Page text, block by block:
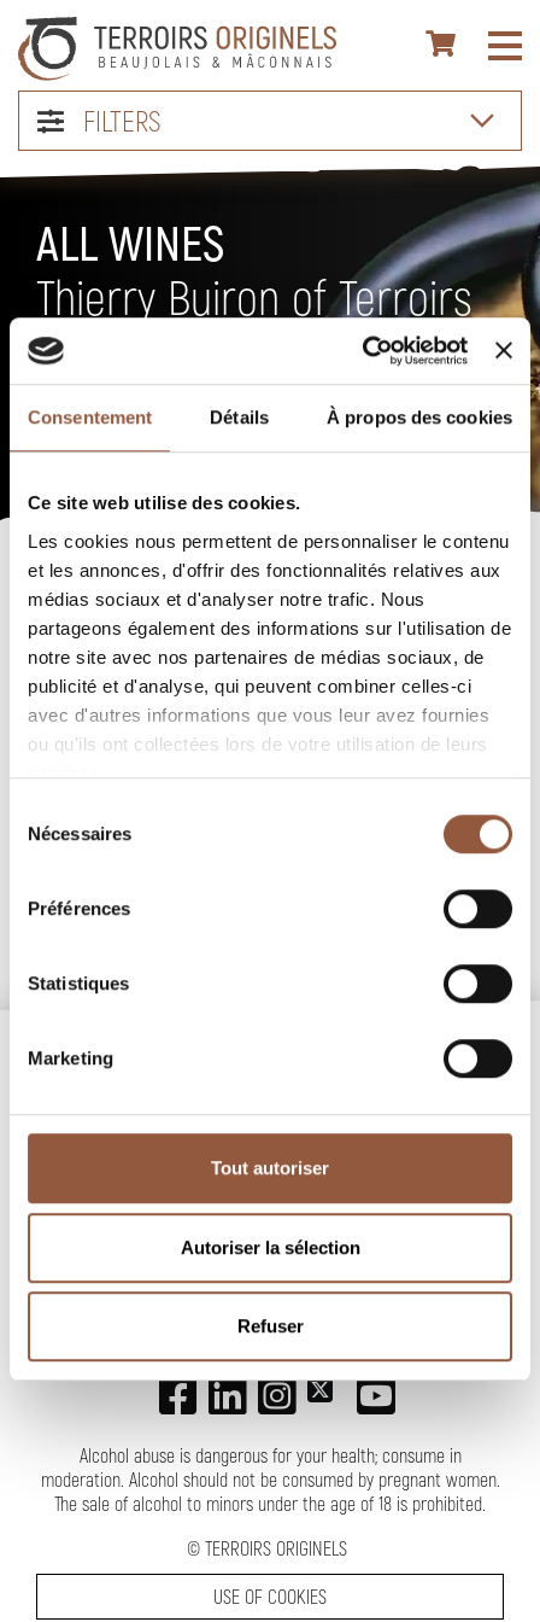
Consentement Détails À propos des cookies
Ce site web utilise des cookies.
Les cookies nous permettent de personnaliser le contenu
et les annonces, d'offrir des fonctionnalités relatives aux
médias sociaux et d'analyser notre trafic. Nous
partageons également des informations sur l'utilisation de
notre site avec nos partenaires de médias sociaux, de
publicité et d'analyse, qui peuvent combiner celles-ci
avec d'autres informations que vous leur avez fournies
ou qu'ils ont collectées lors de votre utilisation de leurs
services.
Nécessaires
Préférences
Statistiques
Marketing
Tout autoriser
Autoriser la sélection
Refuser
FILTERS
ALL WINES
Thierry Buiron of Terroirs
Originels
All Beaujolais AOCs and a large selection of Mâconnais and
Côteaux du Lyonnais wines.
No wine to display, please come back later.
FOLLOW US
Alcohol abuse is dangerous for your health; consume in
moderation. Alcohol should not be consumed by pregnant women.
The sale of alcohol to minors under the age of 18 is prohibited.
© TERROIRS ORIGINELS
USE OF COOKIES